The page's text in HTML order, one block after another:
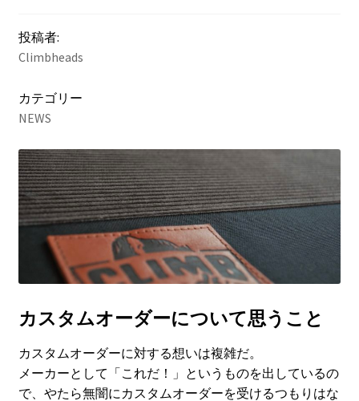
NEWS
Product Sample
Custom Order
Payment
Shipping
About us
FAQ
Contact
投稿者:
Climbheads
カテゴリー
NEWS
カスタムオーダーについて思うこと
カスタムオーダーに対する想いは複雑だ。
メーカーとして「これだ！」というものを出しているの
で、やたら無闇にカスタムオーダーを受けるつもりはな